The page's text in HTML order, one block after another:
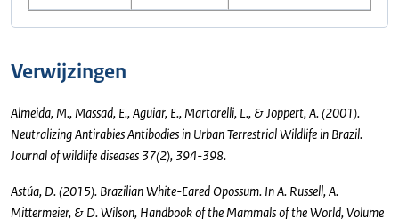
Verwijzingen
Almeida, M., Massad, E., Aguiar, E., Martorelli, L., & Joppert, A. (2001).
Neutralizing Antirabies Antibodies in Urban Terrestrial Wildlife in Brazil.
Journal of wildlife diseases 37(2), 394-398.
Astúa, D. (2015). Brazilian White-Eared Opossum. In A. Russell, A.
Mittermeier, & D. Wilson, Handbook of the Mammals of the World, Volume